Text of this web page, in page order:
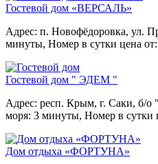
Гостевой дом «ВЕРСАЛЬ»
Адрес: п. Новофёдоровка, ул.
минуты, Номер в сутки цена
Гостевой дом " ЭДЕМ "
Адрес: респ. Крым, г. Саки, б/
моря: 3 минуты, Номер в сутки
Дом отдыха «ФОРТУНА»